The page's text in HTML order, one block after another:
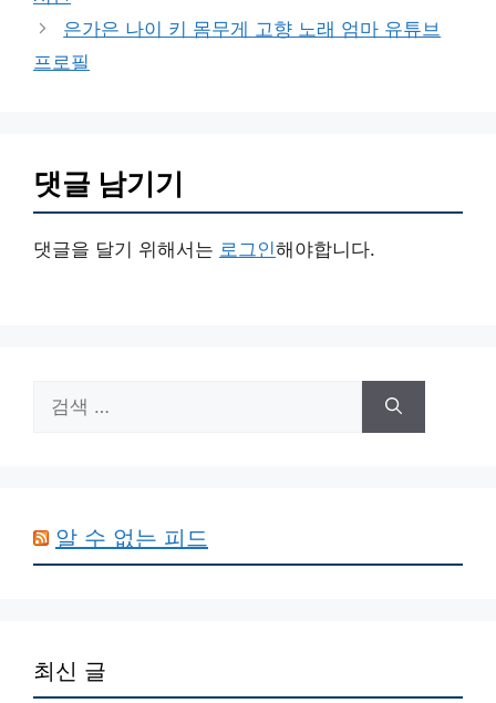
리
은가은 나이 키 몸무게 고향 노래 엄마 유튜브
프로필
댓글 남기기
댓글을 달기 위해서는 로그인해야합니다.
색:
알 수 없는 피드
최신 글